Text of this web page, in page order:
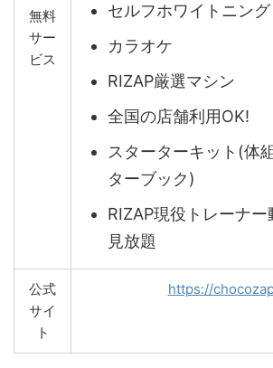
無料
サー
ビス
セルフホワイトニング
カラオケ
RIZAP厳選マシン
全国の店舗利用OK!
スターターキット(体
ターブック)
RIZAP現役トレーナ
見放題
公式
サイ
ト
https://